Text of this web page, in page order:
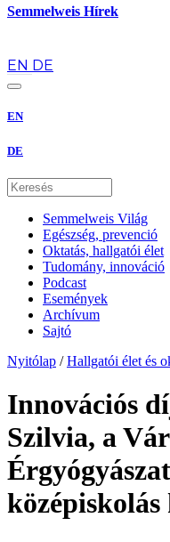
Semmelweis Hírek
EN DE
EN
DE
Semmelweis Világ
Egészség, prevenció
Oktatás, hallgatói élet
Tudomány, innováció
Podcast
Események
Archívum
Sajtó
Nyitólap / Hallgatói élet és
Innovációs
Szilvia, a